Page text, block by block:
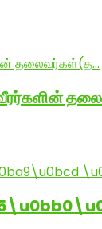
வீரர்களின்